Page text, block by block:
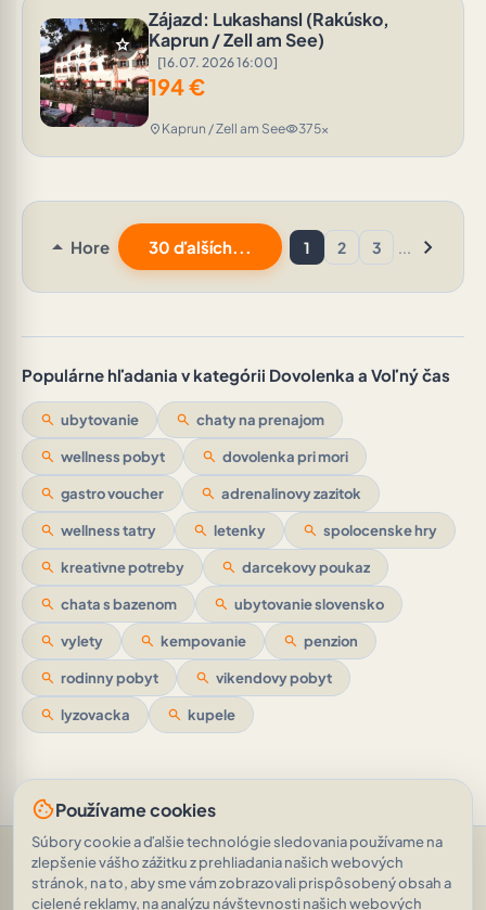
star
Zájazd: Lukashansl (Rakúsko,
Kaprun / Zell am See)
[16.07. 2026 16:00]
194€
location_on Kaprun / Zell am Seevisibility375x
arrow_drop_up Hore 30 ďalších... 1 2 3 chevron_right
Populárne hľadania v kategórii Dovolenka a Voľný čas
search ubytovanie search chaty na prenajom
search wellness pobyt search dovolenka pri mori
search gastro voucher search adrenalinovy zazitok
search wellness tatry search letenky search spolocenske hry
search kreativne potreby search darcekovy poukaz
search chata s bazenom search ubytovanie slovensko
search vylety search kempovanie search penzion
search rodinny pobyt search vikendovy pobyt
search lyzovacka search kupele
Pomoc a podpora•Otázky•Hodnotenia•Opýtajte sa AI
Podmienky používania•Ochrana osobných údajov•
RSS Feed
cookiePoužívame cookies
Súbory cookie a ďalšie technológie sledovania používame na
zlepšenie vášho zážitku z prehliadania našich webových
stránok, na to, aby sme vám zobrazovali prispôsobený obsah a
cielené reklamy, na analýzu návštevnosti našich webových